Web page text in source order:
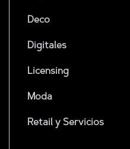
Deco
Digitales
Licensing
Moda
Retail y Servicios